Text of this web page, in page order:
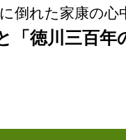
倒れた家康の心
「徳川三百年